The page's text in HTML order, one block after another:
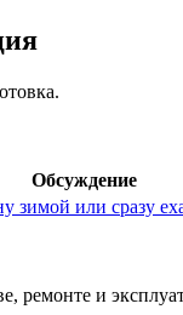
Обсуждение
зимой или сразу
ремонте и